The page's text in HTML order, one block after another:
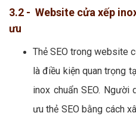
3.2 - Website cửa xếp
ưu
Thẻ SEO trong website
là điều kiện quan trọng
inox chuẩn SEO.
ưu thẻ SEO bằng cách